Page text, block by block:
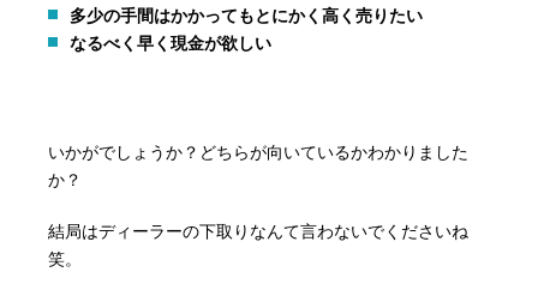
多少の手間はかかってもとにかく高く売りたい
なるべく早く現金が欲しい
いかがでしょうか？どちらが向いているかわかりました
か？
結局はディーラーの下取りなんて言わないでくださいね
笑。